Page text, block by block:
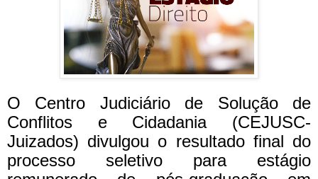
O Centro Judiciário de Solução de
Conflitos e Cidadania (CEJUSC-
Juizados) divulgou o resultado final do
processo seletivo para estágio